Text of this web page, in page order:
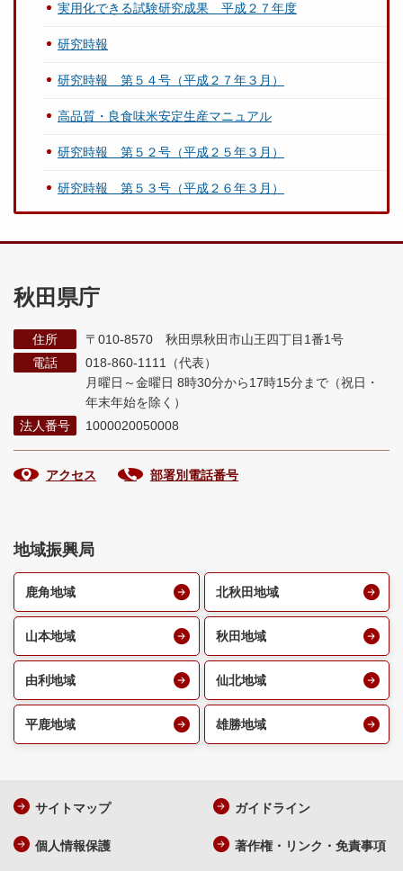
実用化できる試験研究成果 平成２７年度
研究時報
研究時報 第５４号（平成２７年３月）
高品質・良食味米安定生産マニュアル
研究時報 第５２号（平成２５年３月）
研究時報 第５３号（平成２６年３月）
秋田県庁
住所
〒010-8570 秋田県秋田市山王四丁目1番1号
電話
018-860-1111（代表）
月曜日～金曜日 8時30分から17時15分まで （祝日・
年末年始を除く）
法人番号
1000020050008
アクセス 部署別電話番号
地域振興局
鹿角地域 北秋田地域
山本地域 秋田地域
由利地域 仙北地域
平鹿地域 雄勝地域
サイトマップ ガイドライン
個人情報保護 著作権・リンク・免責事項